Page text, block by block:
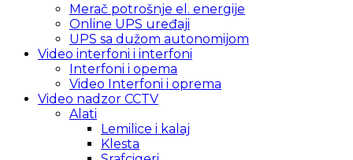
Merač potrošnje el. energije
Online UPS uređaji
UPS sa dužom autonomijom
Video interfoni i interfoni
Interfoni i opema
Video Interfoni i oprema
Video nadzor CCTV
Alati
Lemilice i kalaj
Klesta